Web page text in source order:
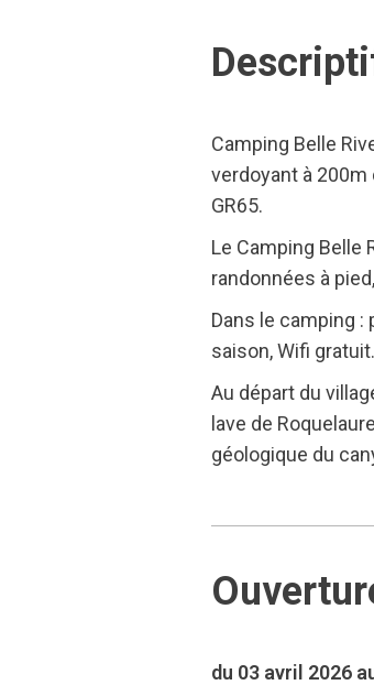
Camping Belle
verdoyant à 200m
GR65.
Le Camping Belle
randonnées à
Dans le camping :
saison, Wifi gratuit.
Au départ du
lave de
géologique du
du 03 avril 2026